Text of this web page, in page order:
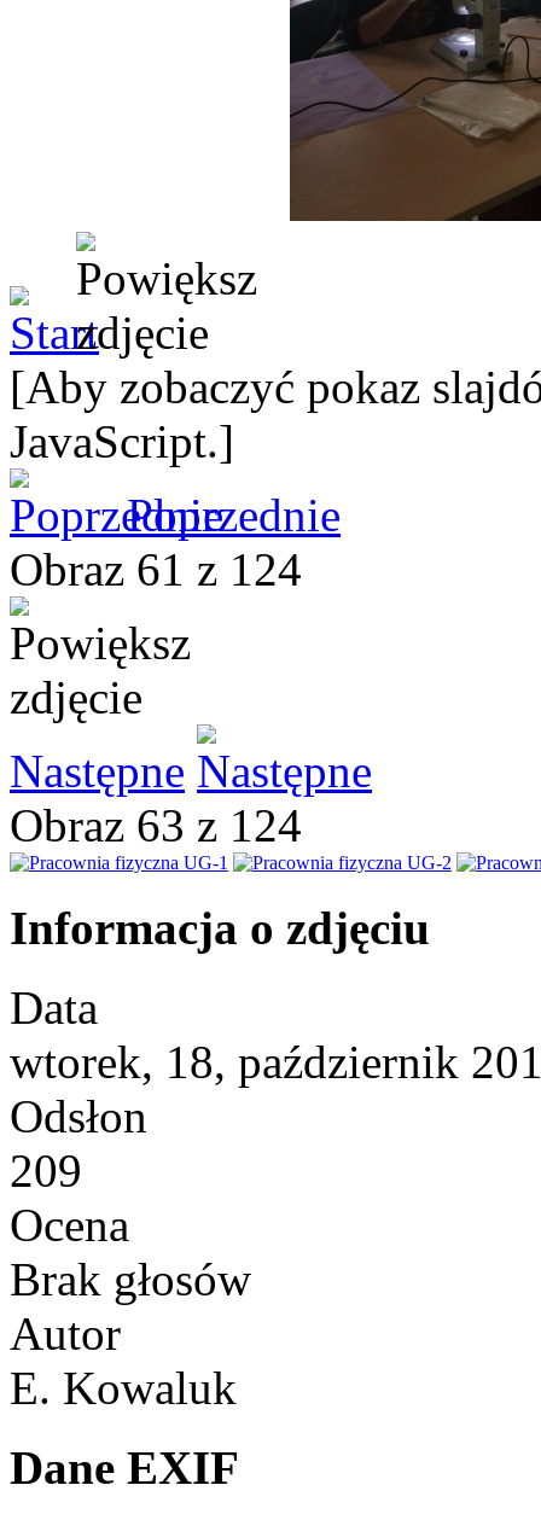
[Aby zobaczyć pokaz
JavaScript.]
Poprzednie
Obraz 61 z 124
Następne
Obraz 63 z 124
Informacja o zdjęciu
Data
wtorek, 18, październik
Odsłon
209
Ocena
Brak głosów
Autor
E. Kowaluk
Dane EXIF